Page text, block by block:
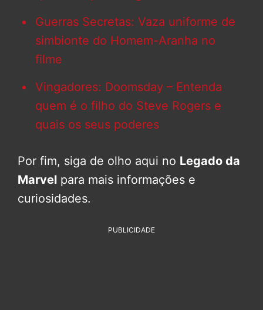
Guerras Secretas: Vaza uniforme de
simbionte do Homem-Aranha no
filme
Vingadores: Doomsday – Entenda
quem é o filho do Steve Rogers e
quais os seus poderes
Por fim, siga de olho aqui no Legado da
Marvel para mais informações e
curiosidades.
PUBLICIDADE